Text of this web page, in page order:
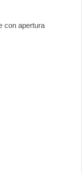
con apertura